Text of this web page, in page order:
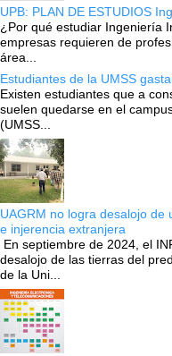
UPB: PLAN DE ESTUDIOS
¿Por qué estudiar Ingeniería
empresas requieren de
área...
Estudiantes de la UMSS
Existen estudiantes que a
suelen quedarse en el
(UMSS...
UAGRM no logra desalojo de
e injerencia extranjera
En septiembre de 2024, el
desalojo de las tierras del
de la Uni...